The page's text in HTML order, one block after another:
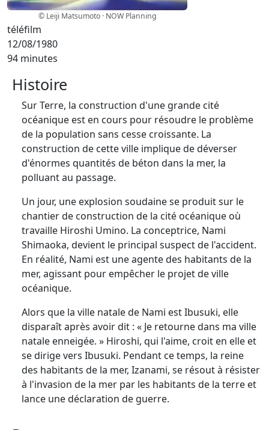
© Leiji Matsumoto · NOW Planning
téléfilm
12/08/1980
94 minutes
Histoire
Sur Terre, la construction d'une grande cité
océanique est en cours pour résoudre le problème
de la population sans cesse croissante. La
construction de cette ville implique de déverser
d'énormes quantités de béton dans la mer, la
polluant au passage.
Un jour, une explosion soudaine se produit sur le
chantier de construction de la cité océanique où
travaille Hiroshi Umino. La conceptrice, Nami
Shimaoka, devient le principal suspect de l'accident.
En réalité, Nami est une agente des habitants de la
mer, agissant pour empêcher le projet de ville
océanique.
Alors que la ville natale de Nami est Ibusuki, elle
disparaît après avoir dit : « Je retourne dans ma ville
natale enneigée. » Hiroshi, qui l'aime, croit en elle et
se dirige vers Ibusuki. Pendant ce temps, la reine
des habitants de la mer, Izanami, se résout à résister
à l'invasion de la mer par les habitants de la terre et
lance une déclaration de guerre.